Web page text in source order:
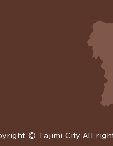
© Tajimi City All